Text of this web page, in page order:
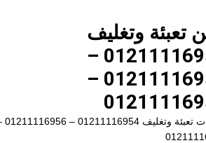
تعبئة وتغليف
01211116954 –
01211116956 –
ماكينات